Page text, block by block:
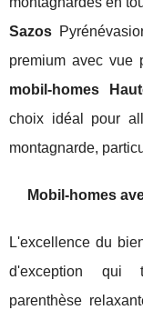
Sazos
premium avec vue
mobil-homes
choix idéal pour
montagnarde,
Mobil-homes
L'excellence du
d'exception qui
parenthèse